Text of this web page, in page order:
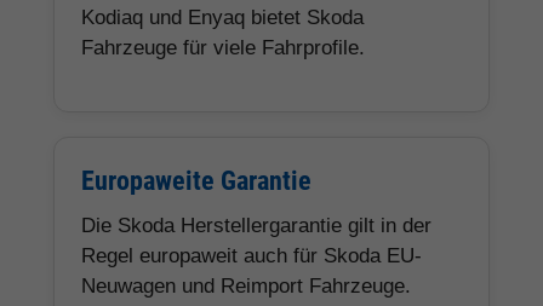
Kodiaq und Enyaq bietet Skoda
Fahrzeuge für viele Fahrprofile.
Europaweite Garantie
Die Skoda Herstellergarantie gilt in der
Regel europaweit auch für Skoda EU-
Neuwagen und Reimport Fahrzeuge.